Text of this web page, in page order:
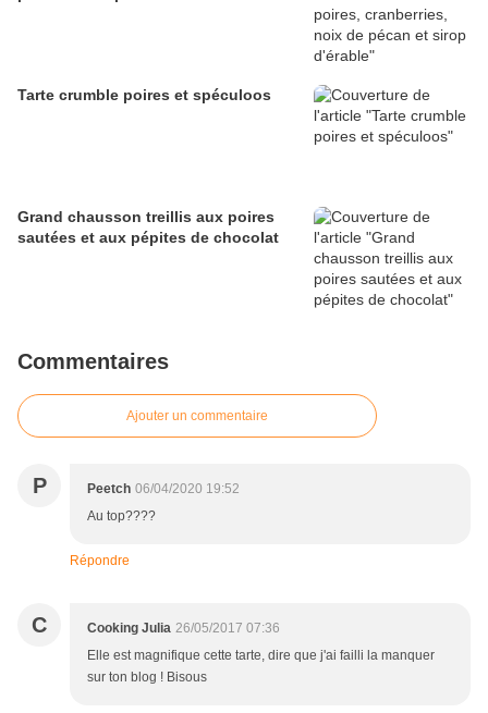
Tarte crumble poires et spéculoos
Grand chausson treillis aux poires
sautées et aux pépites de chocolat
Commentaires
Ajouter un commentaire
P Peetch 06/04/2020 19:52
Au top????
Répondre
C Cooking Julia 26/05/2017 07:36
Elle est magnifique cette tarte, dire que j'ai failli la manquer
sur ton blog ! Bisous